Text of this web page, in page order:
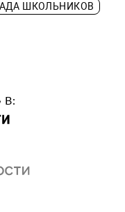
ШКОЛЬНИКОВ
В: